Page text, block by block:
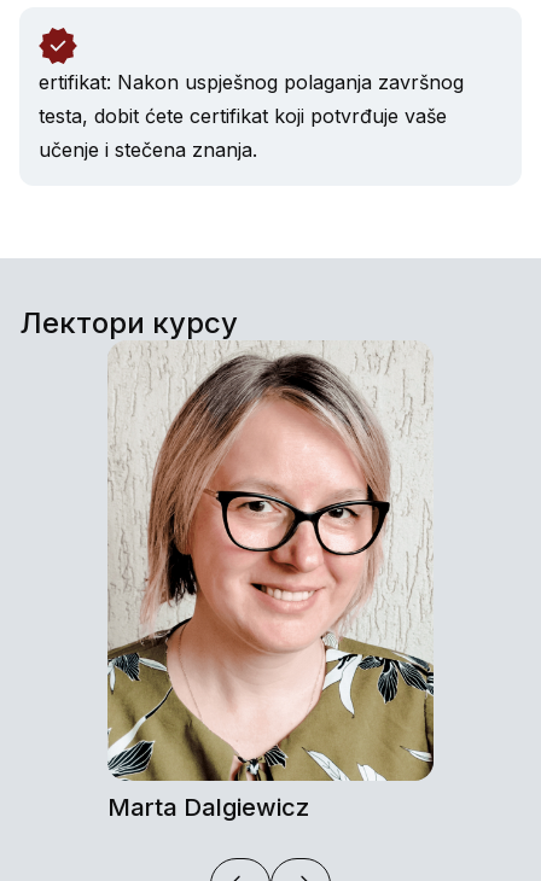
ertifikat: Nakon uspješnog polaganja završnog
testa, dobit ćete certifikat koji potvrđuje vaše
učenje i stečena znanja.
Лектори курсу
Marta Dalgiewicz